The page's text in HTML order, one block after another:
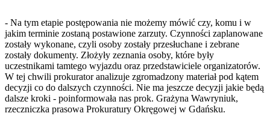
- Na tym etapie postępowania nie możemy mówić czy, komu i w
jakim terminie zostaną postawione zarzuty. Czynności zaplanowane
zostały wykonane, czyli osoby zostały przesłuchane i zebrane
zostały dokumenty. Złożyły zeznania osoby, które były
uczestnikami tamtego wyjazdu oraz przedstawiciele organizatorów.
W tej chwili prokurator analizuje zgromadzony materiał pod kątem
decyzji co do dalszych czynności. Nie ma jeszcze decyzji jakie będą
dalsze kroki - poinformowała nas prok. Grażyna Wawryniuk,
rzeczniczka prasowa Prokuratury Okręgowej w Gdańsku.